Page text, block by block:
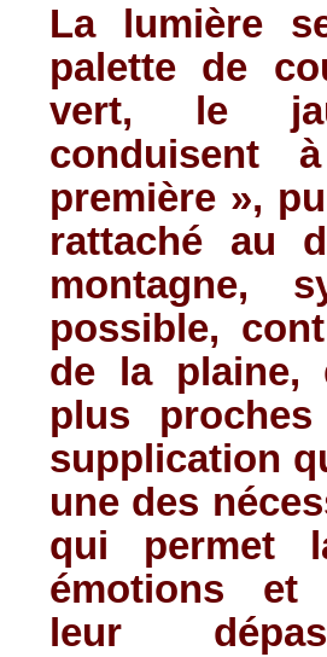
La lumière
palette de
vert, le
conduisent
première »,
rattaché au
montagne,
possible,
de la plaine,
plus
supplication
une des
qui permet
émotions et
leur